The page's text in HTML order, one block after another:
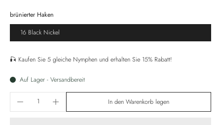
brünierter Haken
16 Black Nickel
🎣 Kaufen Sie 5 gleiche Nymphen und erhalten Sie 15% Rabatt!
Auf Lager - Versandbereit
In den Warenkorb legen